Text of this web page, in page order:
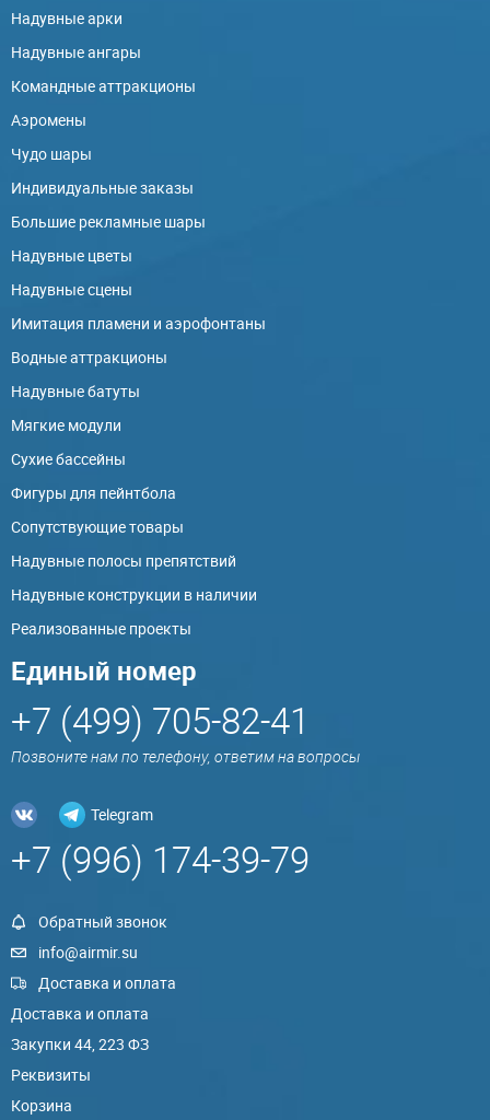
Надувные арки
Надувные ангары
Командные аттракционы
Аэромены
Чудо шары
Индивидуальные заказы
Большие рекламные шары
Надувные цветы
Надувные сцены
Имитация пламени и аэрофонтаны
Водные аттракционы
Надувные батуты
Мягкие модули
Сухие бассейны
Фигуры для пейнтбола
Сопутствующие товары
Надувные полосы препятствий
Надувные конструкции в наличии
Реализованные проекты
Единый номер
+7 (499) 705-82-41
Позвоните нам по телефону, ответим на вопросы
Telegram
+7 (996) 174-39-79
Обратный звонок
info@airmir.su
Доставка и оплата
Доставка и оплата
Закупки 44, 223 ФЗ
Реквизиты
Корзина